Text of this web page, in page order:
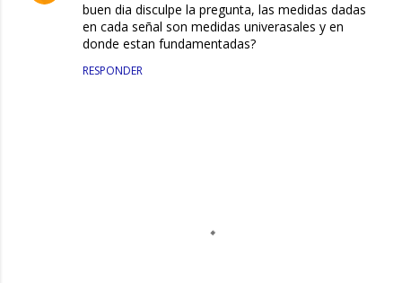
buen dia disculpe la pregunta, las medidas dadas
en cada señal son medidas univerasales y en
donde estan fundamentadas?
RESPONDER